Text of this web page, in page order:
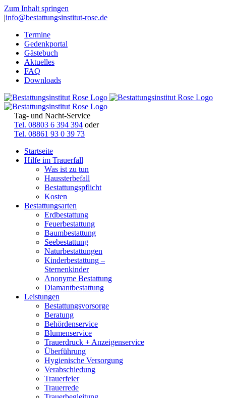
Zum Inhalt springen
|info@bestattungsinstitut-rose.de
Termine
Gedenkportal
Gästebuch
Aktuelles
FAQ
Downloads
Tag- und Nacht-Service
Tel. 08803 6 394 394 oder
Tel. 08861 93 0 39 73
Startseite
Hilfe im Trauerfall
Was ist zu tun
Haussterbefall
Bestattungspflicht
Kosten
Bestattungsarten
Erdbestattung
Feuerbestattung
Baumbestattung
Seebestattung
Naturbestattungen
Kinderbestattung –
Sternenkinder
Anonyme Bestattung
Diamantbestattung
Leistungen
Bestattungsvorsorge
Beratung
Behördenservice
Blumenservice
Trauerdruck + Anzeigenservice
Überführung
Hygienische Versorgung
Verabschiedung
Trauerfeier
Trauerrede